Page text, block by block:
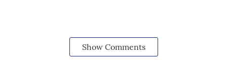
Show Comments